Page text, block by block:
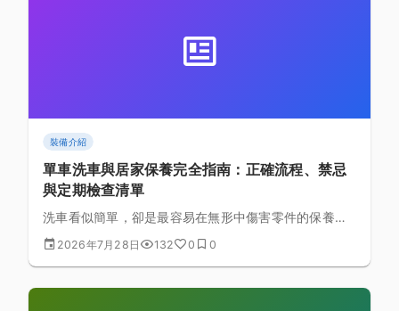
裝備介紹
單車洗車與居家保養完全指南：正確流程、禁忌
與定期檢查清單
洗車看似簡單，卻是最容易在無形中傷害零件的保養環
節。這篇整理正確的洗車流程、絕對要避免的錯誤做
法，以及一份可以直接照著做的定期保養檢查清單。
2026年7月28日 132 0 0